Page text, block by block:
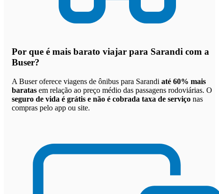
Por que é mais barato viajar para Sarandi com a
Buser?
A Buser oferece viagens de ônibus para Sarandi até 60% mais
baratas em relação ao preço médio das passagens rodoviárias. O
seguro de vida é grátis e não é cobrada taxa de serviço nas
compras pelo app ou site.